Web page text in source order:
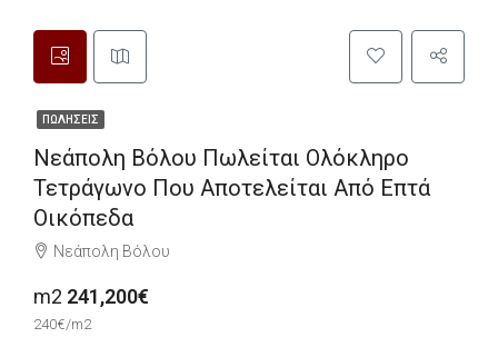
ΠΩΛΉΣΕΙΣ
Νεάπολη Βόλου Πωλείται Ολόκληρο
Τετράγωνο Που Αποτελείται Από Επτά
Οικόπεδα
Νεάπολη Βόλου
m2 241,200€
240€/m2